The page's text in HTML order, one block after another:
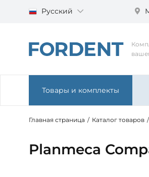
Русский
Товары и комплекты
Главная страница / Каталог товаров /
Planmeca